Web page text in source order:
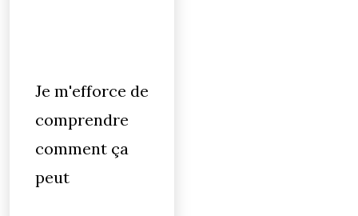
Je m'efforce de
comprendre
comment ça
peut